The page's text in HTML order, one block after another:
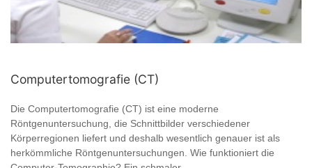
Computertomografie (CT)
Die Computertomografie (CT) ist eine moderne
Röntgenuntersuchung, die Schnittbilder verschiedener
Körperregionen liefert und deshalb wesentlich genauer ist als
herkömmliche Röntgenuntersuchungen. Wie funktioniert die